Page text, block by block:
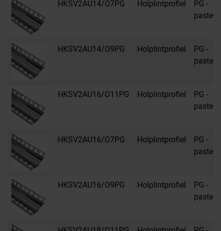
HKSV2AU14/O7PG Holplintprofiel
PG -
HKSV2AU14/O9PG Holplintprofiel
PG -
HKSV2AU16/O11PG Holplintprofiel
PG -
HKSV2AU16/O7PG Holplintprofiel
PG -
HKSV2AU16/O9PG Holplintprofiel
PG -